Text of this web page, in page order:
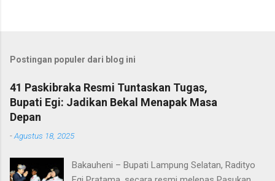
Postingan populer dari blog ini
41 Paskibraka Resmi Tuntaskan Tugas,
Bupati Egi: Jadikan Bekal Menapak Masa
Depan
-Agustus 18, 2025
Bakauheni – Bupati Lampung Selatan, Radityo